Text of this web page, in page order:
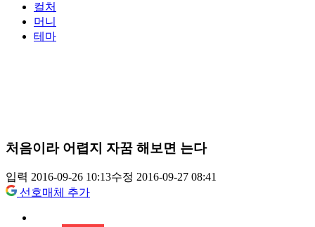
컬처
머니
테마
처음이라 어렵지 자꿈 해보면 는다
입력 2016-09-26 10:13수정 2016-09-27 08:41
선호매체 추가